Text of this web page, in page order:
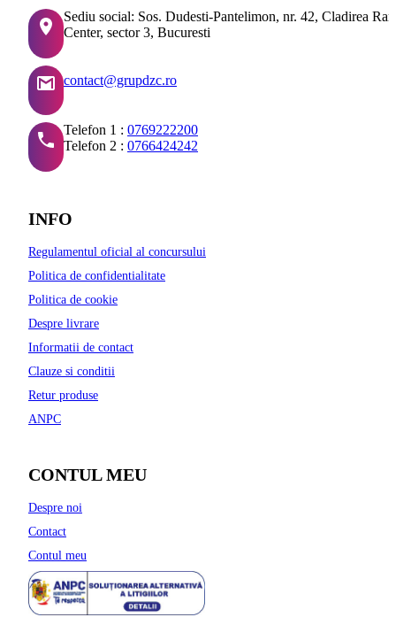
Sediu social: Sos. Dudesti-Pantelimon, nr. 42, Cladirea
Center, sector 3, Bucuresti
contact@grupdzc.ro
Telefon 1 : 0769222200
Telefon 2 : 0766424242
INFO
Regulamentul oficial al concursului
Politica de confidentialitate
Politica de cookie
Despre livrare
Informatii de contact
Clauze si conditii
Retur produse
ANPC
CONTUL MEU
Despre noi
Contact
Contul meu